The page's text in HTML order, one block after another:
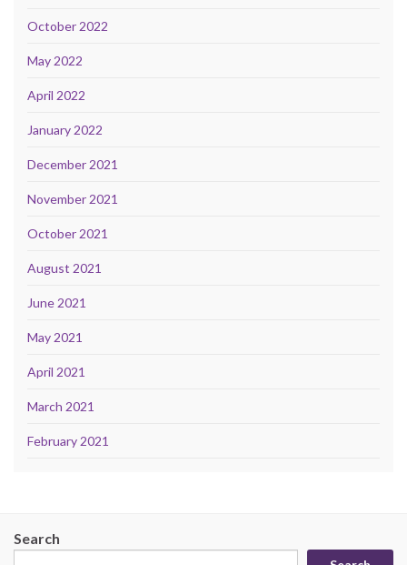
October 2022
May 2022
April 2022
January 2022
December 2021
November 2021
October 2021
August 2021
June 2021
May 2021
April 2021
March 2021
February 2021
Search